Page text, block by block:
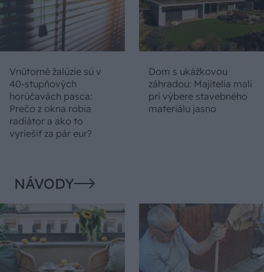
Vnútorné žalúzie sú v
40-stupňových
horúčavách pasca:
Prečo z okna robia
radiátor a ako to
vyriešiť za pár eur?
Dom s ukážkovou
záhradou: Majitelia mali
pri výbere stavebného
materiálu jasno
NÁVODY